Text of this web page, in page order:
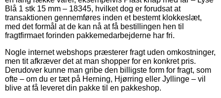
Blå 1 stk 15 mm – 18345, hvilket dog er forudsat at
transaktionen gennemføres inden et bestemt klokkeslæt,
med det formål at de kan nå at få bestillingen hen til
fragtfirmaet forinden pakkemedarbejderne har fri.
Nogle internet webshops præsterer fragt uden omkostninger,
men tit afkræver det at man shopper for en konkret pris.
Derudover kunne man gribe den billigste form for fragt, som
ofte – om du er tæt på Herning, Hjørring eller Jyllinge – vil
blive at få leveret din pakke til en pakkeshop.